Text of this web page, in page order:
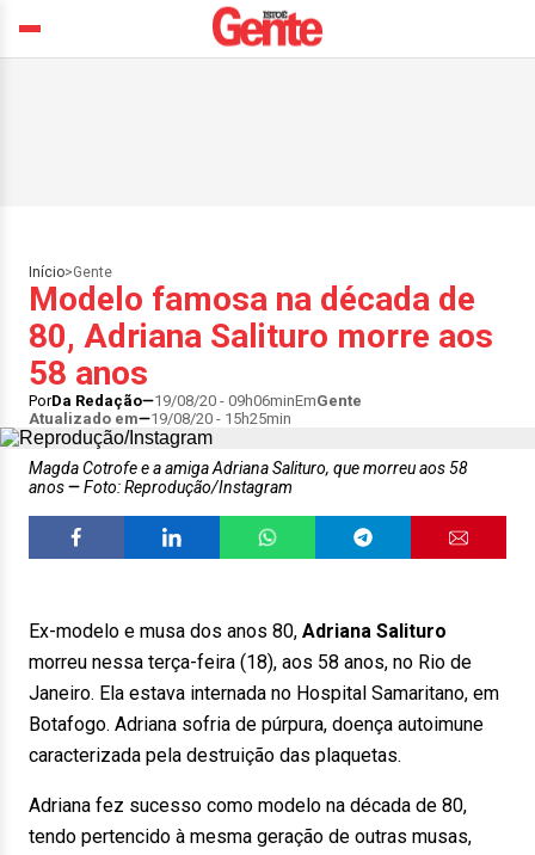
Início>Gente
Modelo famosa na década de
80, Adriana Salituro morre aos
58 anos
PorDa Redação 19/08/20 - 09h06minEmGente
Atualizado em
19/08/20 - 15h25min
Magda Cotrofe e a amiga Adriana Salituro, que morreu aos 58
anos
Foto: Reprodução/Instagram
Ex-modelo e musa dos anos 80, Adriana Salituro
morreu nessa terça-feira (18), aos 58 anos, no Rio de
Janeiro. Ela estava internada no Hospital Samaritano, em
Botafogo. Adriana sofria de púrpura, doença autoimune
caracterizada pela destruição das plaquetas.
Adriana fez sucesso como modelo na década de 80,
tendo pertencido à mesma geração de outras musas,